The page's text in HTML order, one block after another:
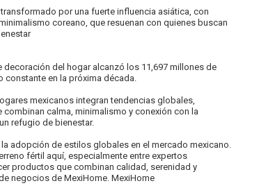
por una fuerte influencia asiática, con
coreano, que resuenan con quienes buscan
decoración del hogar alcanzó los 11,697 millones de
constante en la próxima década.
mexicanos integran tendencias globales,
calma, minimalismo y conexión con la
refugio de bienestar.
adopción de estilos globales en el mercado mexicano.
fértil aquí, especialmente entre expertos
productos que combinan calidad, serenidad y
negocios de MexiHome. MexiHome